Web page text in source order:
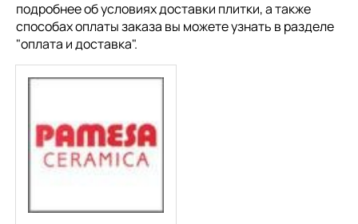
подробнее об условиях доставки плитки, а также
способах оплаты заказа вы можете узнать в разделе
"оплата и доставка".